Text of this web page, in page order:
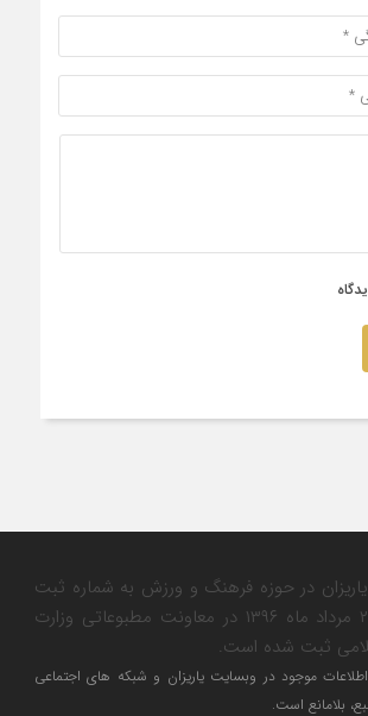
در حوزه فرهنگ و ورزش به شماره ثبت
۷۹۷۶۰ در تاریخ ۲۳ مرداد ماه ۱۳۹۶ در معاونت مطبوعاتی وزارت
ثبت شده است.
موجود در وبسایت یاریزان و شبکه های اجتماعی
بلامانع است.